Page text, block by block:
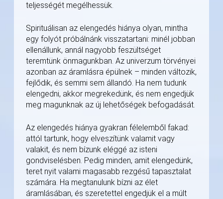
teljességét megélhessük.
Spirituálisan az elengedés hiánya olyan, mintha
egy folyót próbálnánk visszatartani: minél jobban
ellenállunk, annál nagyobb feszültséget
teremtünk önmagunkban. Az univerzum törvényei
azonban az áramlásra épülnek – minden változik,
fejlődik, és semmi sem állandó. Ha nem tudunk
elengedni, akkor megrekedünk, és nem engedjük
meg magunknak az új lehetőségek befogadását.
Az elengedés hiánya gyakran félelemből fakad:
attól tartunk, hogy elveszítünk valamit vagy
valakit, és nem bízunk eléggé az isteni
gondviselésben. Pedig minden, amit elengedünk,
teret nyit valami magasabb rezgésű tapasztalat
számára. Ha megtanulunk bízni az élet
áramlásában, és szeretettel engedjük el a múlt